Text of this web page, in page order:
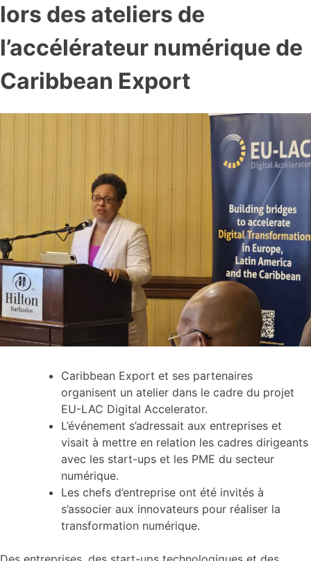
lors des ateliers de
l’accélérateur numérique de
Caribbean Export
Caribbean Export et ses partenaires
organisent un atelier dans le cadre du projet
EU-LAC Digital Accelerator.
L’événement s’adressait aux entreprises et
visait à mettre en relation les cadres dirigeants
avec les start-ups et les PME du secteur
numérique.
Les chefs d’entreprise ont été invités à
s’associer aux innovateurs pour réaliser la
transformation numérique.